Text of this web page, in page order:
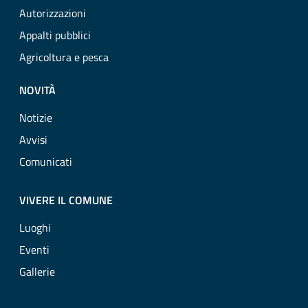
Autorizzazioni
Appalti pubblici
Agricoltura e pesca
NOVITÀ
Notizie
Avvisi
Comunicati
VIVERE IL COMUNE
Luoghi
Eventi
Gallerie